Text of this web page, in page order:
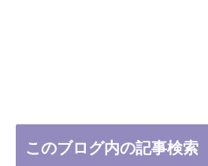
このブログ内の記事検索